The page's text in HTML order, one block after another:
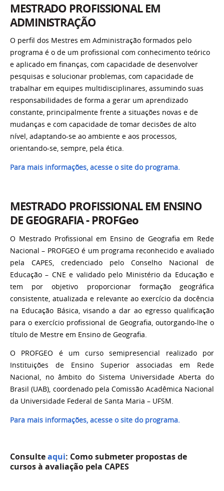
MESTRADO PROFISSIONAL EM
ADMINISTRAÇÃO
O perfil dos Mestres em Administração formados pelo
programa é o de um profissional com conhecimento teórico
e aplicado em finanças, com capacidade de desenvolver
pesquisas e solucionar problemas, com capacidade de
trabalhar em equipes multidisciplinares, assumindo suas
responsabilidades de forma a gerar um aprendizado
constante, principalmente frente a situações novas e de
mudanças e com capacidade de tomar decisões de alto
nível, adaptando-se ao ambiente e aos processos,
orientando-se, sempre, pela ética.
Para mais informações, acesse o site do programa.
MESTRADO PROFISSIONAL EM ENSINO
DE GEOGRAFIA - PROFGeo
O Mestrado Profissional em Ensino de Geografia em Rede
Nacional – PROFGEO é um programa reconhecido e avaliado
pela CAPES, credenciado pelo Conselho Nacional de
Educação – CNE e validado pelo Ministério da Educação e
tem por objetivo proporcionar formação geográfica
consistente, atualizada e relevante ao exercício da docência
na Educação Básica, visando a dar ao egresso qualificação
para o exercício profissional de Geografia, outorgando-lhe o
título de Mestre em Ensino de Geografia.
O PROFGEO é um curso semipresencial realizado por
Instituições de Ensino Superior associadas em Rede
Nacional, no âmbito do Sistema Universidade Aberta do
Brasil (UAB), coordenado pela Comissão Acadêmica Nacional
da Universidade Federal de Santa Maria – UFSM.
Para mais informações, acesse o site do programa.
Consulteaqui: Como submeter propostas de
cursos à avaliação pela CAPES